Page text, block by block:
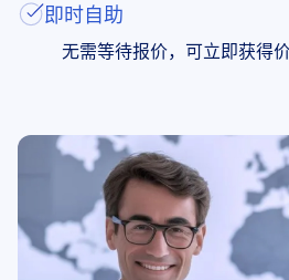
即时自助
无需等待报价，可立即获得价